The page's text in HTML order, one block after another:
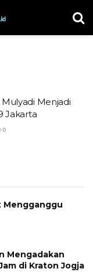
Menjadi
Jakarta
0
Mengganggu
Mengadakan
di Kraton Jogja